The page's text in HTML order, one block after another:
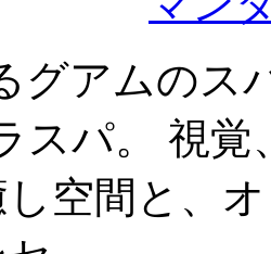
グアムのス
スパ。 視
空間と、